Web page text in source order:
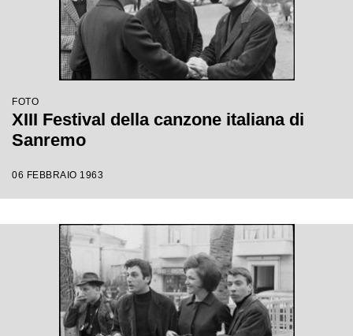
FOTO
XIII Festival della canzone italiana di
Sanremo
06 FEBBRAIO 1963